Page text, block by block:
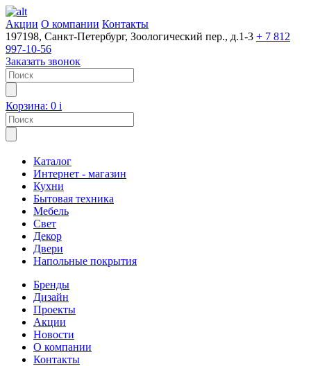
Акции О компании Контакты
197198, Санкт-Петербург, Зоологический пер., д.1-3 + 7 812
997-10-56
Заказать звонок
Корзина: 0 i
Каталог
Интернет - магазин
Кухни
Бытовая техника
Мебель
Свет
Декор
Двери
Напольные покрытия
Бренды
Дизайн
Проекты
Акции
Новости
О компании
Контакты